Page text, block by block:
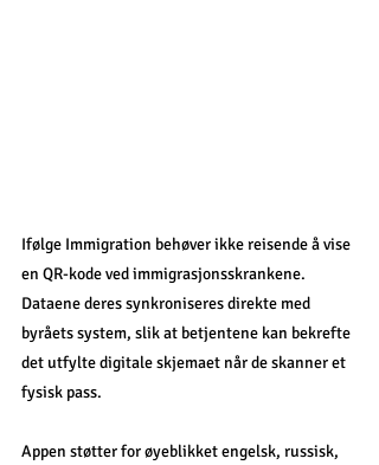
Ifølge Immigration behøver ikke reisende å vise
en QR-kode ved immigrasjonsskrankene.
Dataene deres synkroniseres direkte med
byråets system, slik at betjentene kan bekrefte
det utfylte digitale skjemaet når de skanner et
fysisk pass.
Appen støtter for øyeblikket engelsk, russisk,